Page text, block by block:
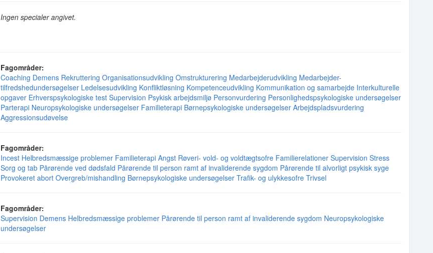
Ingen specialer angivet.
Fagområder:
Coaching Demens Rekruttering Organisationsudvikling Omstrukturering Medarbejderudvikling Medarbejder-
tilfredshedundersøgelser Ledelsesudvikling Konfliktløsning Kompetenceudvikling Kommunikation og samarbejde Interkulturelle
opgaver Erhverspsykologiske test Supervision Psykisk arbejdsmiljø Personvurdering Personlighedspsykologiske undersøgelser
Parterapi Neuropsykologiske undersøgelser Familieterapi Børnepsykologiske undersøgelser Arbejdspladsvurdering
Aggressionsudøvelse
Fagområder:
Incest Helbredsmæssige problemer Familieterapi Angst Røveri- vold- og voldtægtsofre Familierelationer Supervision Stress
Sorg og tab Pårørende ved dødsfald Pårørende til person ramt af invaliderende sygdom Pårørende til alvorligt psykisk syge
Provokeret abort Overgreb/mishandling Børnepsykologiske undersøgelser Trafik- og ulykkesofre Trivsel
Fagområder:
Supervision Demens Helbredsmæssige problemer Pårørende til person ramt af invaliderende sygdom Neuropsykologiske
undersøgelser